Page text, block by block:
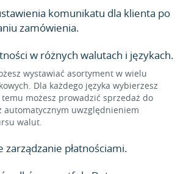
komunikatu dla klienta po
zamówienia.
w różnych walutach i językach.
wystawiać asortyment w wielu
Dla każdego języka wybierzesz
możesz prowadzić sprzedaż do
automatycznym uwzględnieniem
walut.
płatnościami.